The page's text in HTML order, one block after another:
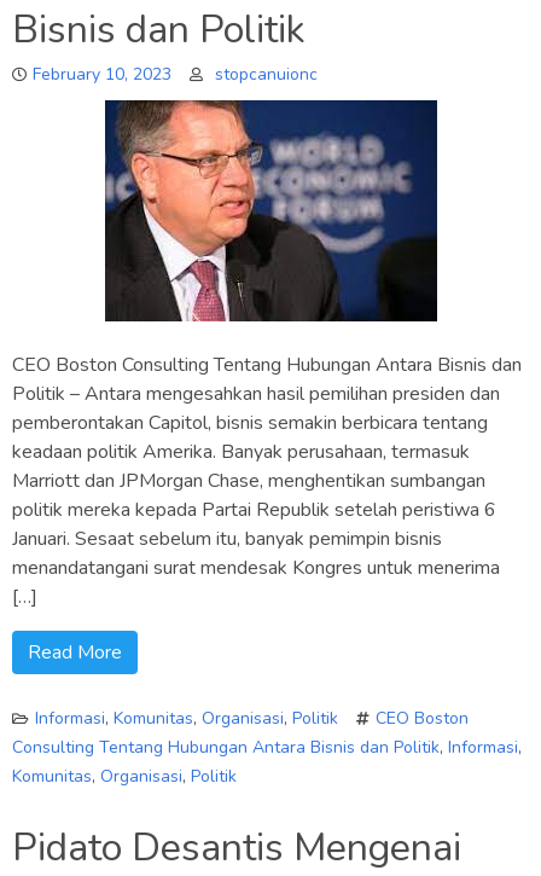
Bisnis dan Politik
February 10, 2023 stopcanuionc
CEO Boston Consulting Tentang Hubungan Antara Bisnis dan
Politik – Antara mengesahkan hasil pemilihan presiden dan
pemberontakan Capitol, bisnis semakin berbicara tentang
keadaan politik Amerika. Banyak perusahaan, termasuk
Marriott dan JPMorgan Chase, menghentikan sumbangan
politik mereka kepada Partai Republik setelah peristiwa 6
Januari. Sesaat sebelum itu, banyak pemimpin bisnis
menandatangani surat mendesak Kongres untuk menerima
[…]
Read More
Informasi, Komunitas, Organisasi, Politik
CEO Boston
Consulting Tentang Hubungan Antara Bisnis dan Politik, Informasi,
Komunitas, Organisasi, Politik
Pidato Desantis Mengenai